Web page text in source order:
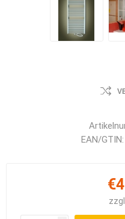
EAN/GTIN:
zzgl.